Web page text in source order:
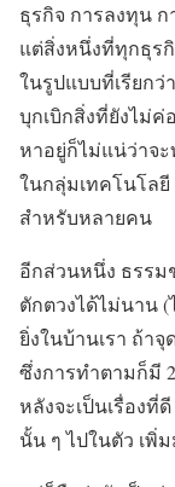
ธุรกิจ การลงทุน ก
แต่สิ่งหนึ่งที่ทุกธุร
ในรูปแบบที่เรียกว่
บุกเบิกสิ่งที่ยังไม่ค่
หาอยู่ก็ไม่แน่ว่าจ
ในกลุ่มเทคโนโล
สำหรับหลายคน
อีกส่วนหนึ่ง ธรรม
ตักตวงได้ไม่นาน
ยิ่งในบ้านเรา ถ้า
ซึ่งการทำตามก็มี
หลังจะเป็นเรื่องที่
นั้น ๆ ไปในตัว เพิ่